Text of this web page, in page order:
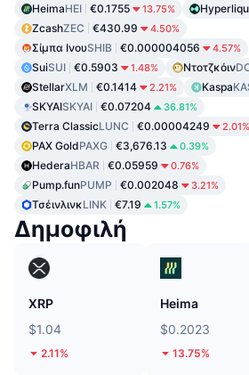
HeimaHEI €0.1755 13.75%
ZcashZEC €430.99 4.50%
Σίμπα ΙνουSHIB €0.000004056 4.57%
SuiSUI €0.5903 1.48% Ντοτζκόιν
StellarXLM €0.1414 2.21% Kaspa
SKYAISKYAI €0.07204 36.81%
Terra ClassicLUNC €0.00004249 2.01%
PAX GoldPAXG €3,676.13 0.39%
HederaHBAR €0.05959 0.76%
Pump.funPUMP €0.002048 3.21%
ΤσέινλινκLINK €7.19 1.57%
Δημοφιλή
XRP
$1.04
2.11%
Heima
$0.2023
13.75%